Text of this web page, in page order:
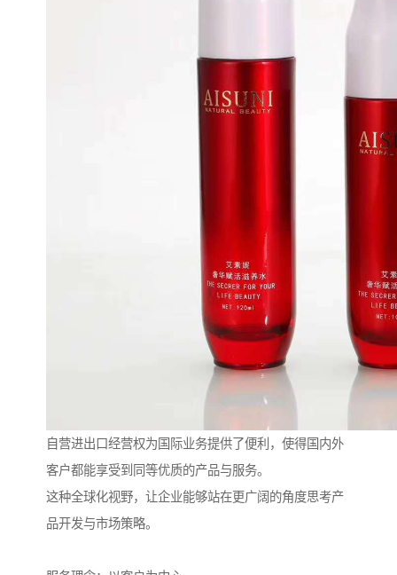
自营进出口经营权为国际业务提供了便利，使得国内外
客户都能享受到同等优质的产品与服务。
这种全球化视野，让企业能够站在更广阔的角度思考产
品开发与市场策略。